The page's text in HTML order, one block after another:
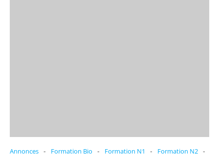
Annonces - Formation Bio - Formation N1 - Formation N2 -